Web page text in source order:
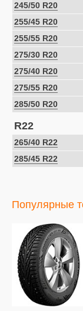
245/50 R20
255/45 R20
255/55 R20
275/30 R20
275/40 R20
275/55 R20
285/50 R20
R22
265/40 R22
285/45 R22
Популярные